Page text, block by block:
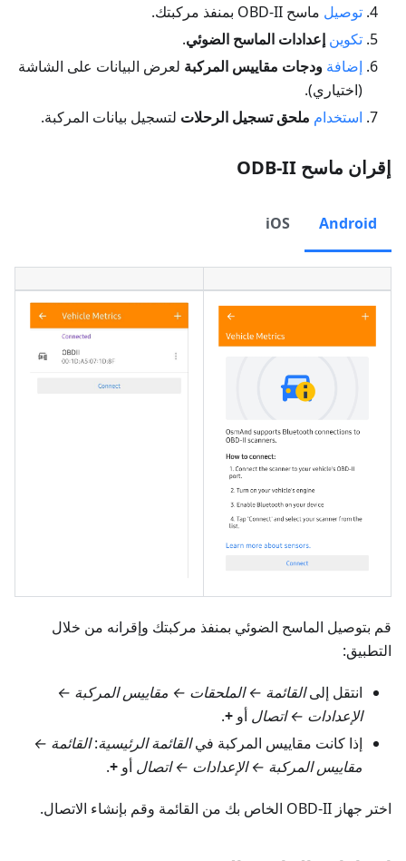
توصيل ماسح OBD-II بمنفذ مركبتك.
تكوين إعدادات الماسح الضوئي.
إضافة ودجات مقاييس المركبة لعرض البيانات على الشاشة
(اختياري).
استخدام ملحق تسجيل الرحلات لتسجيل بيانات المركبة.
إقران ماسح ODB-II
Android
iOS
قم بتوصيل الماسح الضوئي بمنفذ مركبتك وإقرانه من خلال
التطبيق:
انتقل إلىالقائمة ← الملحقات ← مقاييس المركبة ←
الإعدادات ← اتصال أو +
.
إذا كانت مقاييس المركبة فيالقائمة الرئيسية:القائمة ←
مقاييس المركبة ← الإعدادات ← اتصال أو +
.
اختر جهاز OBD-II الخاص بك من القائمة وقم بإنشاء الاتصال.